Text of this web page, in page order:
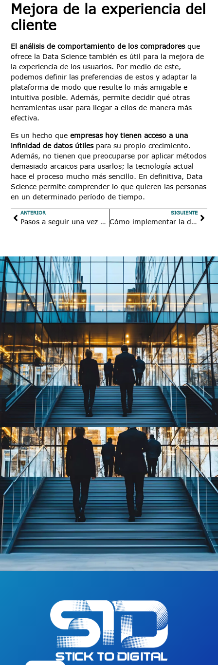
Mejora de la experiencia del
cliente
El análisis de comportamiento de los compradoresque
ofrece la Data Science también es útil para la mejora de
la experiencia de los usuarios. Por medio de este,
podemos definir las preferencias de estos y adaptar la
plataforma de modo que resulte lo más amigable e
intuitiva posible. Además, permite decidir qué otras
herramientas usar para llegar a ellos de manera más
efectiva.
Es un hecho queempresas hoy tienen acceso a una
infinidad de datos útilespara su propio crecimiento.
Además, no tienen que preocuparse por aplicar métodos
demasiado arcaicos para usarlos; la tecnología actual
hace el proceso mucho más sencillo. En definitiva, Data
Science permite comprender lo que quieren las personas
en un determinado período de tiempo.
ANTERIOR
Pasos a seguir una vez obtenido el Bono Digital por parte de la Pyme
SIGUIENTE
Cómo implementar la digitalización masiva de documentos